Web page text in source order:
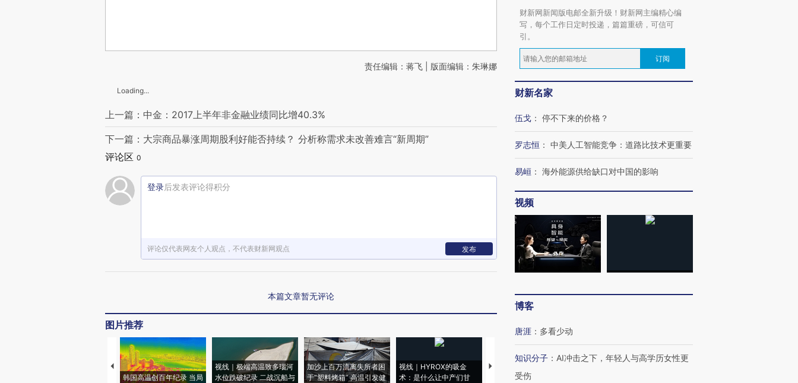
责任编辑：蒋飞 | 版面编辑：朱琳娜
Loading...
上一篇：中金：2017上半年非金融业绩同比增40.3%
下一篇：大宗商品暴涨周期股利好能否持续？ 分析称需求未改善难言“新周期”
评论区 0
登录后发表评论得积分
评论仅代表网友个人观点，不代表财新网观点 发布
本篇文章暂无评论
图片推荐
韩国高温创百年纪录 当局
视线｜极端高温致多瑙河
水位跌破纪录 二战沉船与
加沙上百万流离失所者困
于“塑料烤箱” 高温引发健
视线｜HYROX的吸金
术：是什么让中产们甘
马航飞行员跨国走私7万
粒摇头丸 尿检体内含3种
财新网新闻版电邮全新升级！财新网主编精心编
写，每个工作日定时投递，篇篇重磅，可信可
引。
订阅
财新名家
伍戈 ： 停不下来的价格？
罗志恒 ： 中美人工智能竞争：道路比技术更重要
易峘 ： 海外能源供给缺口对中国的影响
视频
博客
唐涯 ： 多看少动
知识分子 ： AI冲击之下，年轻人与高学历女性更
受伤